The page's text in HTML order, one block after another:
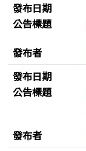
發布日期
公告標題
發布者
發布日期
公告標題
發布者